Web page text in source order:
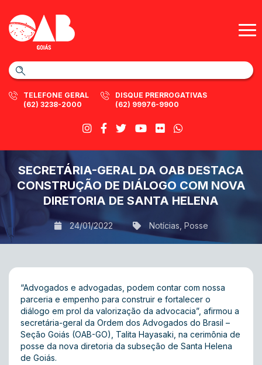
TELEFONE GERAL
(62) 3238-2000
DISQUE PRERROGATIVAS
(62) 99976-9900
SECRETÁRIA-GERAL DA OAB DESTACA
CONSTRUÇÃO DE DIÁLOGO COM NOVA
DIRETORIA DE SANTA HELENA
24/01/2022 Notícias Posse
“Advogados e advogadas, podem contar com nossa
parceria e empenho para construir e fortalecer o
diálogo em prol da valorização da advocacia”, afirmou a
secretária-geral da Ordem dos Advogados do Brasil –
Seção Goiás (OAB-GO), Talita Hayasaki, na cerimônia de
posse da nova diretoria da subseção de Santa Helena
de Goiás.